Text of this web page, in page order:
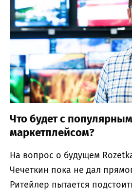
Что будет с популярным
маркетплейсом?
На вопрос о будущем
Чечеткин пока не дал
Ритейлер пытается